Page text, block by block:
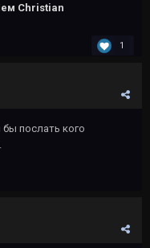
Christian
1
послать кого